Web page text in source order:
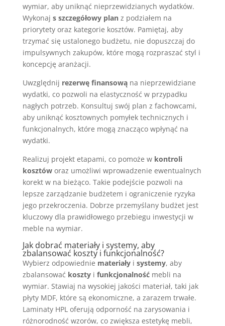
wymiar, aby uniknąć nieprzewidzianych wydatków.
Wykonaj s szczegółowy planz podziałem na
priorytety oraz kategorie kosztów. Pamiętaj, aby
trzymać się ustalonego budżetu, nie dopuszczaj do
impulsywnych zakupów, które mogą rozpraszać styl i
koncepcję aranżacji.
Uwzględnij rezerwę finansowąna nieprzewidziane
wydatki, co pozwoli na elastyczność w przypadku
nagłych potrzeb. Konsultuj swój plan z fachowcami,
aby uniknąć kosztownych pomyłek technicznych i
funkcjonalnych, które mogą znacząco wpłynąć na
wydatki.
Realizuj projekt etapami, co pomoże w kontroli
kosztóworaz umożliwi wprowadzenie ewentualnych
korekt w na bieżąco. Takie podejście pozwoli na
lepsze zarządzanie budżetem i ograniczenie ryzyka
jego przekroczenia. Dobrze przemyślany budżet jest
kluczowy dla prawidłowego przebiegu inwestycji w
meble na wymiar.
Jak dobrać materiały i systemy, aby
zbalansować koszty i funkcjonalność?
Wybierz odpowiednie materiałyi systemy, aby
zbalansować kosztyi funkcjonalnośćmebli na
wymiar. Stawiaj na wysokiej jakości materiał, taki jak
płyty MDF, które są ekonomiczne, a zarazem trwałe.
Laminaty HPL oferują odporność na zarysowania i
różnorodność wzorów, co zwiększa estetykę mebli,